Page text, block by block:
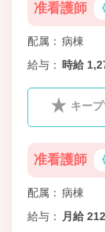
准看護師
配属
病棟
給与
時給
キー
准看護師
配属
病棟
給与
月給